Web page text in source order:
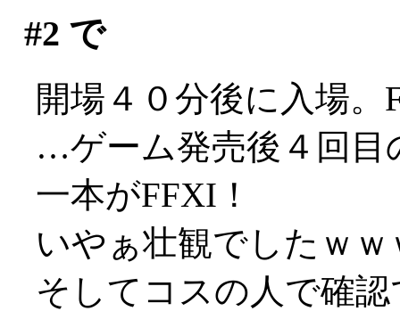
#2 で
開場４０分後に入場
…ゲーム発売後４回目
一本がFFXI！
いやぁ壮観でしたｗｗ
そしてコスの人で確